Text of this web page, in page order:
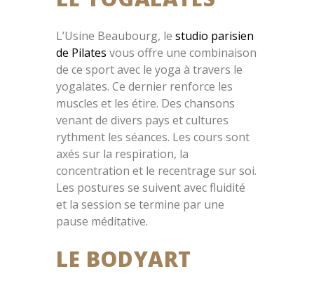
L’Usine Beaubourg, le studio parisien
de Pilates vous offre une combinaison
de ce sport avec le yoga à travers le
yogalates. Ce dernier renforce les
muscles et les étire. Des chansons
venant de divers pays et cultures
rythment les séances. Les cours sont
axés sur la respiration, la
concentration et le recentrage sur soi.
Les postures se suivent avec fluidité
et la session se termine par une
pause méditative.
LE BODYART